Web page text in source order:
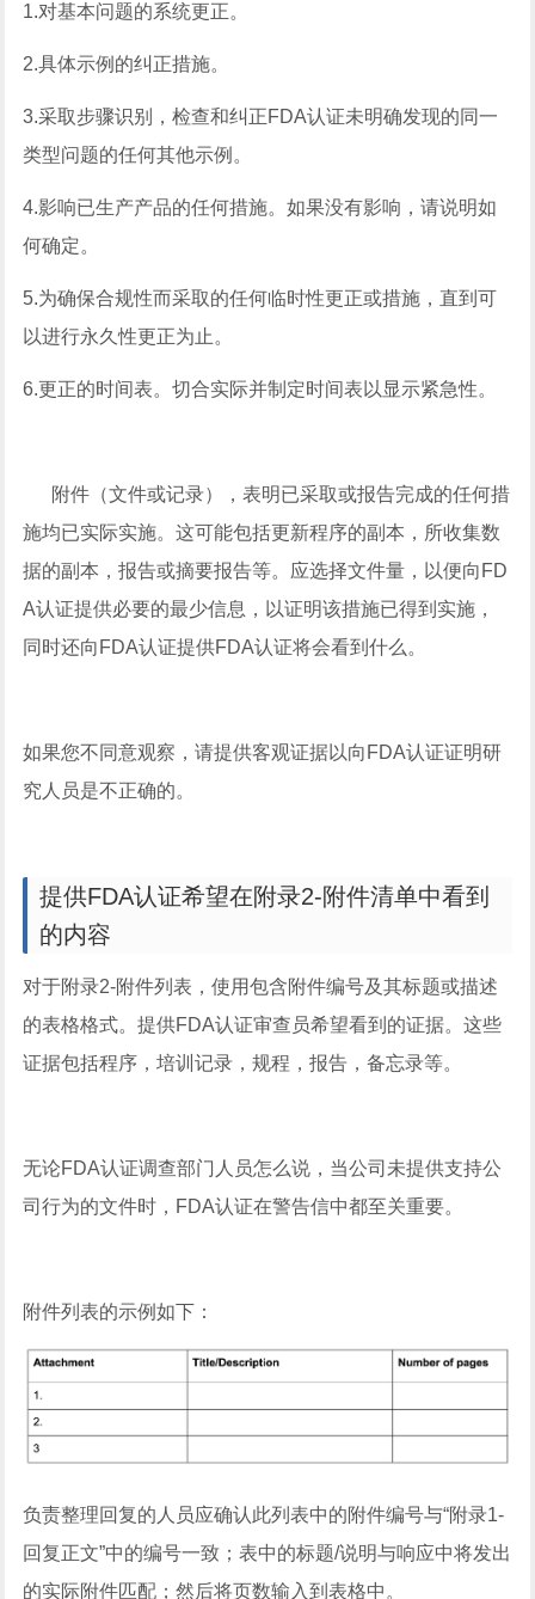
1.对基本问题的系统更正。
2.具体示例的纠正措施。
3.采取步骤识别，检查和纠正FDA认证未明确发现的同一
类型问题的任何其他示例。
4.影响已生产产品的任何措施。如果没有影响，请说明如
何确定。
5.为确保合规性而采取的任何临时性更正或措施，直到可
以进行永久性更正为止。
6.更正的时间表。切合实际并制定时间表以显示紧急性。
附件（文件或记录），表明已采取或报告完成的任何措
施均已实际实施。这可能包括更新程序的副本，所收集数
据的副本，报告或摘要报告等。应选择文件量，以便向FD
A认证提供必要的最少信息，以证明该措施已得到实施，
同时还向FDA认证提供FDA认证将会看到什么。
如果您不同意观察，请提供客观证据以向FDA认证证明研
究人员是不正确的。
提供FDA认证希望在附录2-附件清单中看到
的内容
对于附录2-附件列表，使用包含附件编号及其标题或描述
的表格格式。提供FDA认证审查员希望看到的证据。这些
证据包括程序，培训记录，规程，报告，备忘录等。
无论FDA认证调查部门人员怎么说，当公司未提供支持公
司行为的文件时，FDA认证在警告信中都至关重要。
附件列表的示例如下：
负责整理回复的人员应确认此列表中的附件编号与“附录1-
回复正文”中的编号一致；表中的标题/说明与响应中将发出
的实际附件匹配；然后将页数输入到表格中。